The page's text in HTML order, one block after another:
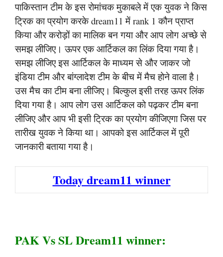
पाकिस्तान टीम के इस रोमांचक मुकाबले में एक युवक ने किस
ट्रिक का प्रयोग करके dream11 में rank 1 कौन प्राप्त
किया और करोड़ों का मालिक बन गया और आप लोग अच्छे से
समझ लीजिए। ऊपर एक आर्टिकल का लिंक दिया गया है।
समझ लीजिए इस आर्टिकल के माध्यम से और जाकर जो
इंडिया टीम और बांग्लादेश टीम के बीच में मैच होने वाला है।
उस मैच का टीम बना लीजिए। बिल्कुल इसी तरह ऊपर लिंक
दिया गया है। आप लोग उस आर्टिकल को पढ़कर टीम बना
लीजिए और आप भी इसी ट्रिक का प्रयोग कीजिएगा जिस पर
तारीख युवक ने किया था। आपको इस आर्टिकल में पूरी
जानकारी बताया गया है।
Today dream11 winner
PAK Vs SL Dream11 winner: